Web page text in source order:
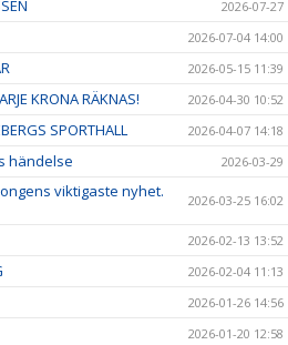
2026-07-27
2026-07-04 14:00
2026-05-15 11:39
KRONA RÄKNAS! 2026-04-30 10:52
SPORTHALL 2026-04-07 14:18
händelse 2026-03-29
viktigaste nyhet.
2026-03-25 16:02
2026-02-13 13:52
2026-02-04 11:13
2026-01-26 14:56
2026-01-20 12:58